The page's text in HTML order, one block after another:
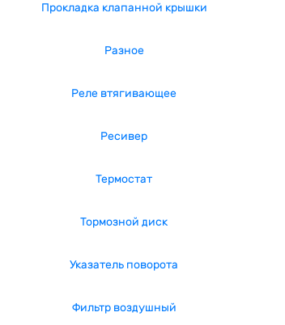
Прокладка клапанной крышки
Разное
Реле втягивающее
Ресивер
Термостат
Тормозной диск
Указатель поворота
Фильтр воздушный